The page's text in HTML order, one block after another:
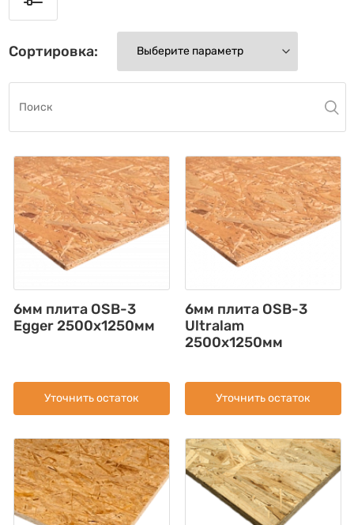
Сортировка:
6мм плита OSB-3
Egger 2500х1250мм
Уточнить остаток
6мм плита OSB-3
Ultralam
2500x1250мм
Уточнить остаток